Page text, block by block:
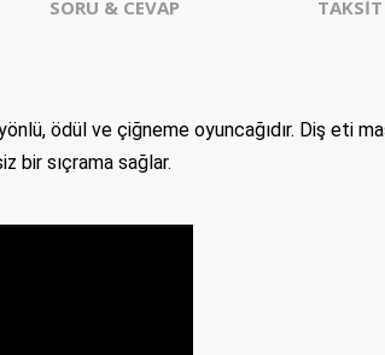
SORU & CEVAP TAKSİT
ödül ve çiğneme oyuncağıdır. Diş eti
bir sıçrama sağlar.